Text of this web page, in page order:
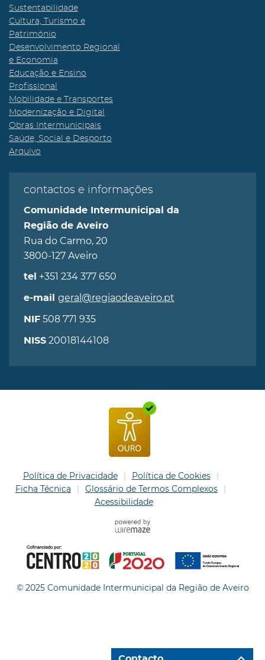
Sustentabilidade
Cultura, Turismo e
Património
Desenvolvimento Regional
e Economia
Educação e Ensino
Profissional
Mobilidade e Transportes
Modernização e Digital
Obras Intermunicipais
Saúde, Social e Desporto
Arquivo
contactos e informações
Comunidade Intermunicipal da
Região de Aveiro
Rua do Carmo, 20
3800-127 Aveiro
tel +351 234 377 650
e-mail geral@regiaodeaveiro.pt
NIF 508 771 935
NISS 20018144108
Política de Privacidade
Política de Cookies
Ficha Técnica
Glossário de Termos Complexos
Acessibilidade
© 2025 Comunidade Intermunicipal da Região de Aveiro